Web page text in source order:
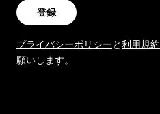
登録
プライバシーポリシーと利用規約
願いします。